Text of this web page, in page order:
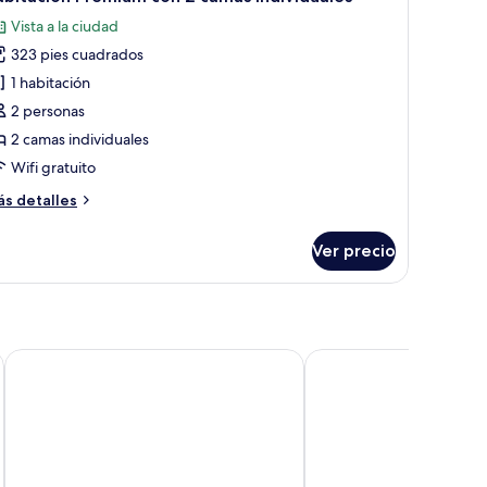
Vista a la ciudad
323 pies cuadrados
1 habitación
2 personas
2 camas individuales
Wifi gratuito
detalles
Ver precio
Uyut Hotel Ibis Almaty Jetisu